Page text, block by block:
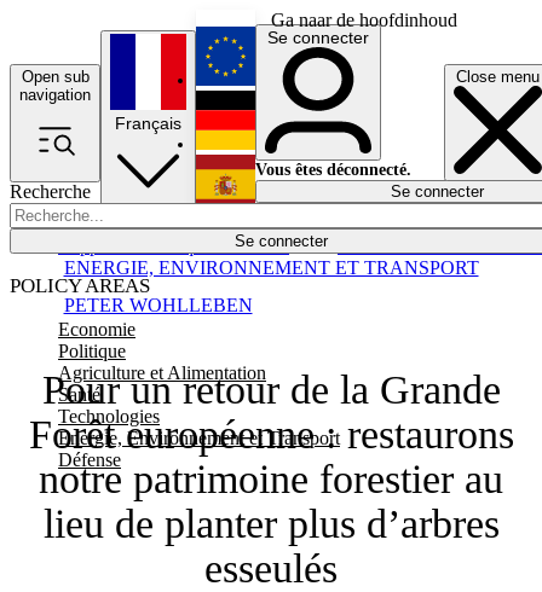
Ga naar de hoofdinhoud
Open sub
navigation
Close menu
Recherche
Se connecter
POLICY AREAS
Economie
Politique
Agriculture et Alimentation
Santé
Technologies
Energie, Environnement et Transport
Défense
Économie
Français
English
Deutsch
Español
Se connecter
Vous êtes déconnecté.
Se connecter
Pour un retour de la Grande
Forêt européenne : restaurons
notre patrimoine forestier au
lieu de planter plus d’arbres
esseulés
PETER WOHLLEBEN
ENERGIE, ENVIRONNEMENT ET TRANSPORT